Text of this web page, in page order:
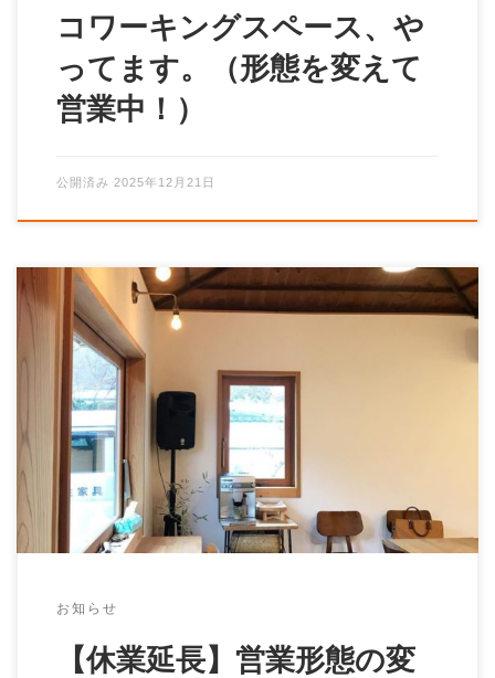
コワーキングスペース、や
ってます。（形態を変えて
営業中！）
公開済み 2025年12月21日
新型コロナウイルスの対策として、状況が落ち着くまで
はコワーキングスペースを休業とさせていただきます。
ご不便をおかけし申し訳ありませんが、何 […]
お知らせ
【休業延長】営業形態の変